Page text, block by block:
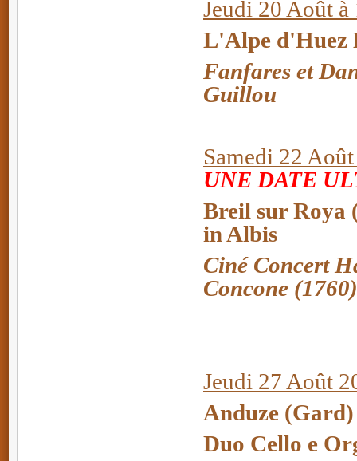
Jeudi 20 Août à
L'Alpe d'Huez
Fanfares et
Guillou
Samedi 22
UNE DATE
Breil sur Roya
in Albis
Ciné Concert
Concone (1760)
Jeudi 27 Août
Anduze
Duo Cello e